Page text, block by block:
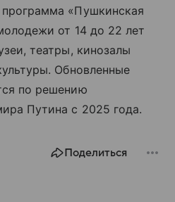
«Пушкинская
от 14 до 22 лет
театры, кинозалы
Обновленные
по решению
Путина с 2025 года.
Поделиться